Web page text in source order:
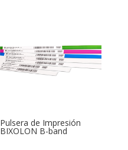
Pulsera de Impresión
BIXOLON B-band